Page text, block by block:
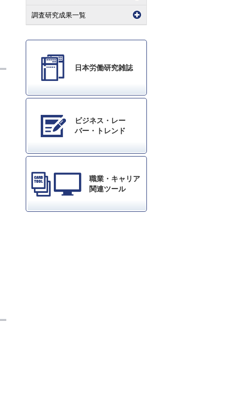
調査研究成果一覧
日本労働研究雑誌
ビジネス・レー
バー・トレンド
職業・キャリア
関連ツール